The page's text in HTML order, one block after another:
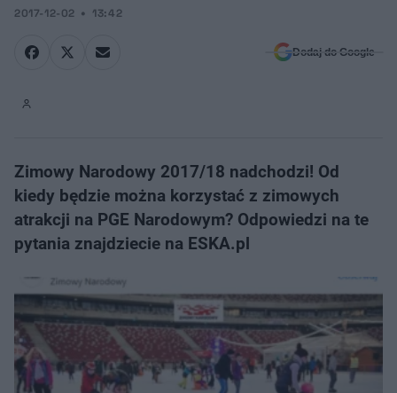
2017-12-02 13:42
Dodaj do Google
Zimowy Narodowy 2017/18 nadchodzi! Od
kiedy będzie można korzystać z zimowych
atrakcji na PGE Narodowym? Odpowiedzi na te
pytania znajdziecie na ESKA.pl